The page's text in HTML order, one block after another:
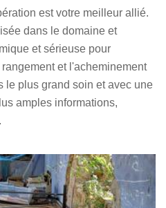
est votre meilleur allié.
dans le domaine et
et sérieuse pour
et l'acheminement
le plus grand soin et avec une
amples informations,